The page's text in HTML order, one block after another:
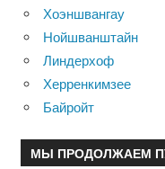
Хоэншвангау
Нойшванштайн
Линдерхоф
Херренкимзее
Байройт
МЫ ПРОДОЛЖАЕМ